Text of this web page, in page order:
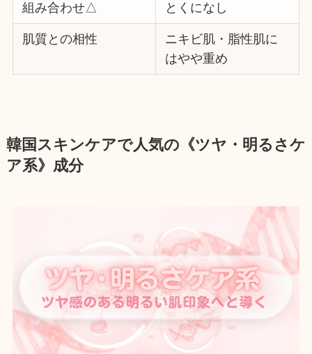
組み合わせ△ とくになし
肌質との相性
ニキビ肌・脂性肌に
はやや重め
韓国スキンケアで人気の《ツヤ・明るさケ
ア系》成分